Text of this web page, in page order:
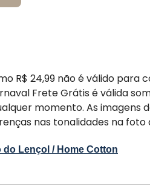
R$ 24,99 não é válido para
Frete Grátis é válida
momento. As imagens
nas tonalidades na
do Lençol / Home Cotton